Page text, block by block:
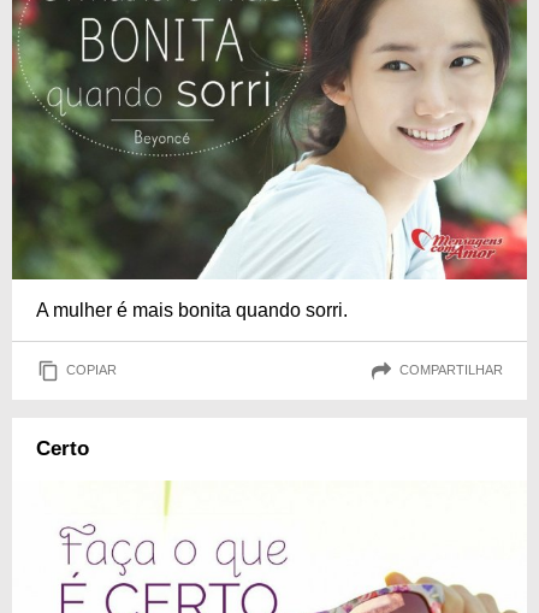
A mulher é mais bonita quando sorri.
COPIAR COMPARTILHAR
Certo